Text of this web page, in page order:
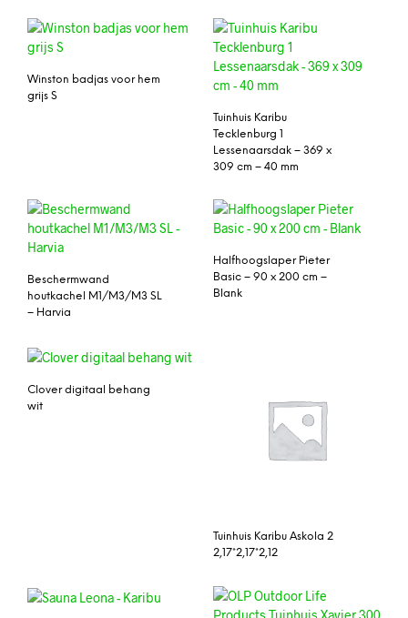
Winston badjas voor hem
grijs S
Tuinhuis Karibu
Tecklenburg 1
Lessenaarsdak – 369 x
309 cm – 40 mm
Beschermwand
houtkachel M1/M3/M3 SL
– Harvia
Halfhoogslaper Pieter
Basic – 90 x 200 cm –
Blank
Clover digitaal behang
wit
Tuinhuis Karibu Askola 2
2,17*2,17*2,12